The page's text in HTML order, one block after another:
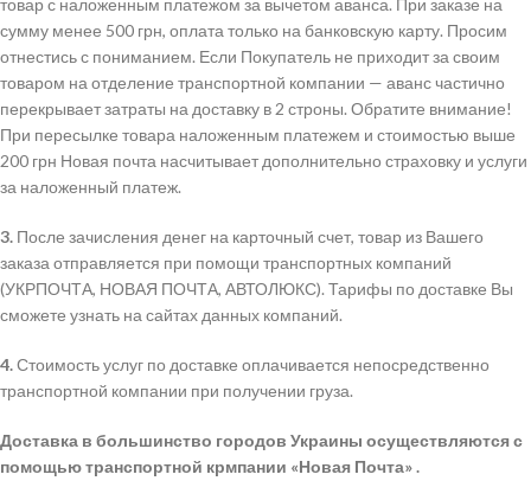
сумму менее 500 грн, оплата только на банковскую карту. Просим
отнестись с пониманием. Если Покупатель не приходит за своим
товаром на отделение транспортной компании — аванс частично
перекрывает затраты на доставку в 2 строны. Обратите внимание!
При пересылке товара наложенным платежем и стоимостью выше
200 грн Новая почта насчитывает дополнительно страховку и услуги
за наложенный платеж.
3. После зачисления денег на карточный счет, товар из Вашего
заказа отправляется при помощи транспортных компаний
(УКРПОЧТА, НОВАЯ ПОЧТА, АВТОЛЮКС). Тарифы по доставке Вы
сможете узнать на сайтах данных компаний.
4.Стоимость услуг по доставке оплачивается непосредственно
транспортной компании при получении груза.
Доставка в большинство городов Украины осуществляются с
помощью транспортной крмпании «Новая Почта» .